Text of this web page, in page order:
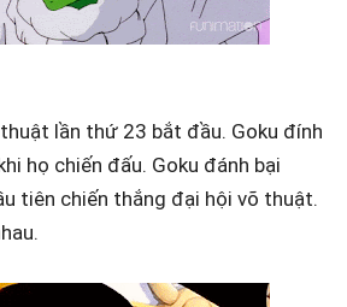
lần thứ 23 bắt đầu. Goku đính
họ chiến đấu. Goku đánh bại
tiên chiến thắng đại hội võ thuật.